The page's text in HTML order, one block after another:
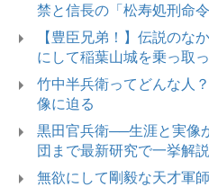
禁と信長の「松寿処刑命
【豊臣兄弟！】伝説の
にして稲葉山城を乗っ取
竹中半兵衛ってどんな人
像に迫る
黒田官兵衛──生涯と実像
団まで最新研究で一挙解説
無欲にして剛毅な天才軍